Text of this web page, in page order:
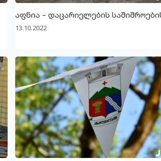
აფნია – დაცარიელების
13.10.2022